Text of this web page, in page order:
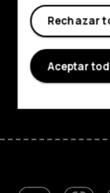
Planet and
Soporte
Facebook
Rechazar
Aceptar